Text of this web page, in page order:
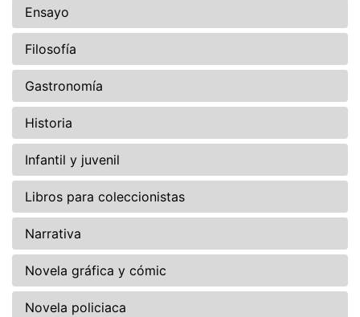
Ensayo
Filosofía
Gastronomía
Historia
Infantil y juvenil
Libros para coleccionistas
Narrativa
Novela gráfica y cómic
Novela policiaca